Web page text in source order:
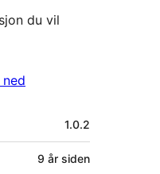
du vil
1.0.2
9 år siden